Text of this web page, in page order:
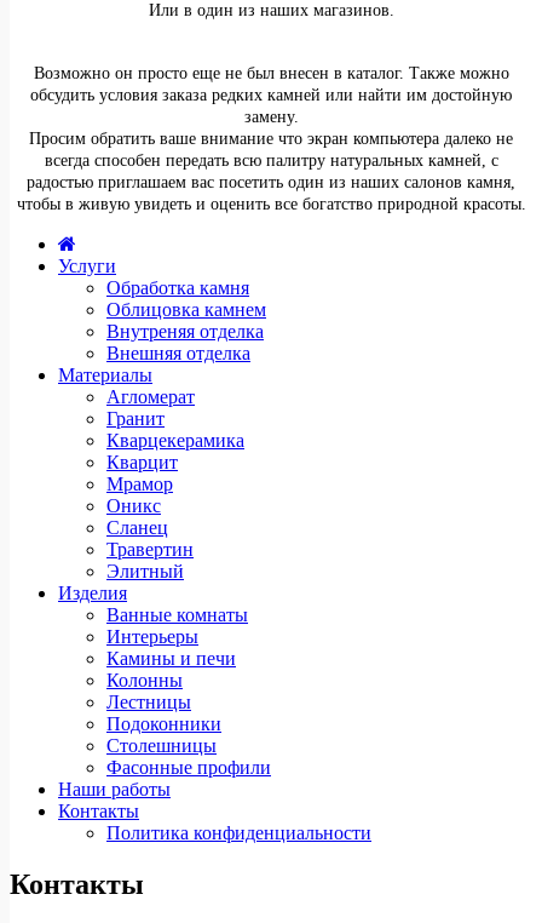
Или в один из наших магазинов.
Возможно он просто еще не был внесен в каталог. Также можно
обсудить условия заказа редких камней или найти им достойную
замену.
Просим обратить ваше внимание что экран компьютера далеко не
всегда способен передать всю палитру натуральных камней, с
радостью приглашаем вас посетить один из наших салонов камня,
чтобы в живую увидеть и оценить все богатство природной красоты.
Услуги
Обработка камня
Облицовка камнем
Внутреняя отделка
Внешняя отделка
Материалы
Агломерат
Гранит
Кварцекерамика
Кварцит
Мрамор
Оникс
Сланец
Травертин
Элитный
Изделия
Ванные комнаты
Интерьеры
Камины и печи
Колонны
Лестницы
Подоконники
Столешницы
Фасонные профили
Наши работы
Контакты
Политика конфиденциальности
Контакты